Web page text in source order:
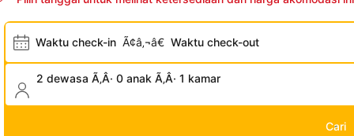
Waktu check-in Ã¢â‚¬â€ Waktu check-out
2 dewasa Ã‚Â· 0 anak Ã‚Â· 1 kamar
Cari